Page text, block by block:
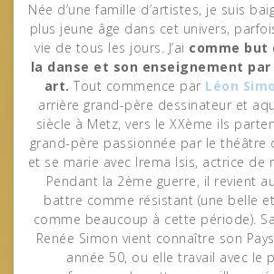
Née d’une famille d’artistes, je suis
plus jeune âge dans cet univers,
vie de tous les jours. J’ai comme but
la danse et son enseignement par
art. Tout commence par Léon
arrière grand-père dessinateur et
siècle à Metz, vers le XXème ils
grand-père passionnée par le théâtre
et se marie avec Irema Isis, actrice de
Pendant la 2ème guerre, il revient
battre comme résistant (une belle
comme beaucoup à cette période).
Renée Simon vient connaître son
année 50, ou elle travail avec le